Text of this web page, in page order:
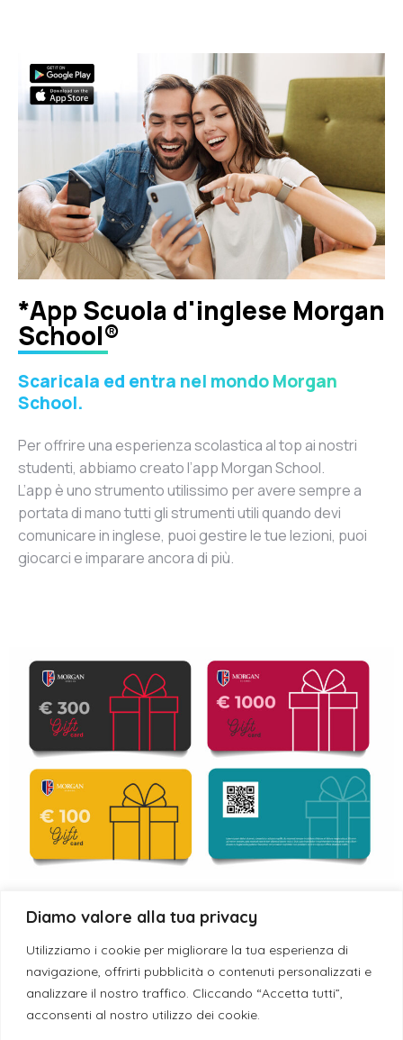
Diamo valore alla tua privacy
Utilizziamo i cookie per migliorare la tua esperienza di
navigazione, offrirti pubblicità o contenuti personalizzati e
analizzare il nostro traffico. Cliccando “Accetta tutti”,
acconsenti al nostro utilizzo dei cookie.
*App Scuola d'inglese Morgan
School®
Scaricala ed entra nel mondo Morgan
School.
Per offrire una esperienza scolastica al top ai nostri
studenti, abbiamo creato l’app Morgan School.
L’app è uno strumento utilissimo per avere sempre a
portata di mano tutti gli strumenti utili quando devi
comunicare in inglese, puoi gestire le tue lezioni, puoi
giocarci e imparare ancora di più.
*Gift card
Regala l’inglese. Un regalo che resta..
Una Gift Card Morgan School è molto più di un corso.
È un’opportunità concreta per migliorare, sbloccarsi,